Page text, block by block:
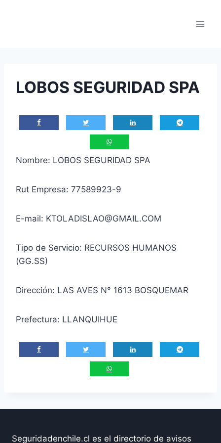
LOBOS SEGURIDAD SPA
Nombre: LOBOS SEGURIDAD SPA
Rut Empresa: 77589923-9
E-mail: KTOLADISLAO@GMAIL.COM
Tipo de Servicio: RECURSOS HUMANOS
(GG.SS)
Dirección: LAS AVES N° 1613 BOSQUEMAR
Prefectura: LLANQUIHUE
Seguridadenchile.cl es el directorio de avisos